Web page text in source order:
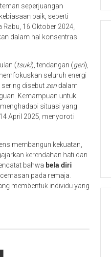
seperjuangan
baik, seperti
16 Oktober 2024,
dalam hal konsentrasi
(tsuki), tendangan (geri),
seluruh energi
sering disebut zen dalam
Kemampuan untuk
situasi yang
April 2025, menyoroti
membangun kekuatan,
kerendahan hati dan
bahwa bela diri
pada remaja.
membentuk individu yang